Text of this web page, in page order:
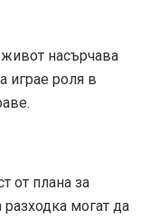
насърчава
играе роля в
от плана за
могат да